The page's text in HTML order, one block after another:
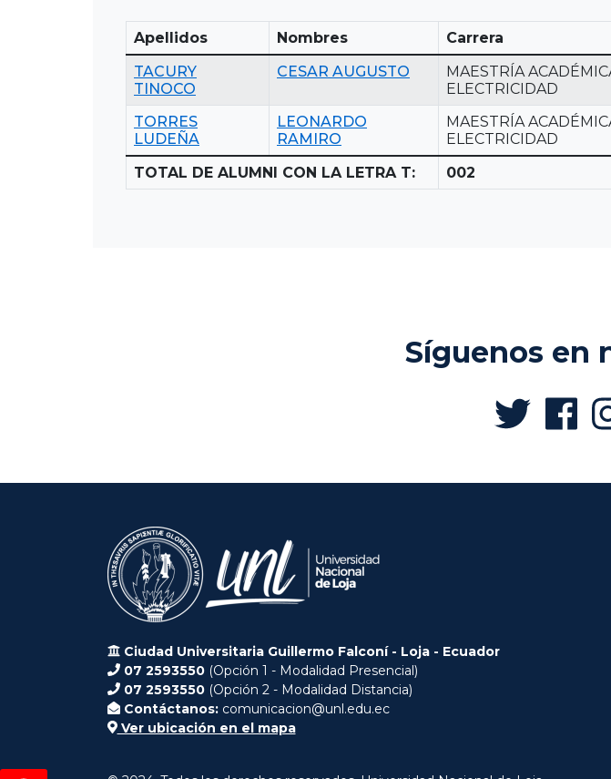
Apellidos Nombres Carrera
TACURY
TINOCO
CESAR AUGUSTO
MAESTRÍA
ELECTRICIDAD
TORRES
LUDEÑA
LEONARDO
RAMIRO
MAESTRÍA
ELECTRICIDAD
TOTAL DE ALUMNI CON LA LETRA T: 002
Síguenos en
Ciudad Universitaria Guillermo Falconí - Loja - Ecuador
07 2593550 (Opción 1 - Modalidad Presencial)
07 2593550 (Opción 2 - Modalidad Distancia)
Contáctanos: comunicacion@unl.edu.ec
Ver ubicación en el mapa